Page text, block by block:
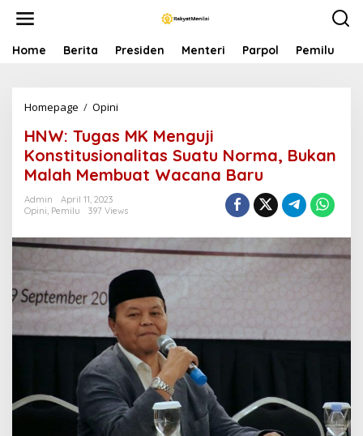
Home Berita Presiden Menteri Parpol Pemilu
Homepage / Opini
W
:
T
u
a
M
K
g
u
j
i
K
o
n
s
t
HNW: Tugas MK Menguji
Konstitusionalitas Suatu Norma, Bukan
Malah Membuat Wacana Baru
Admin
April 11, 2023
Opini, Pemilu 397 Views